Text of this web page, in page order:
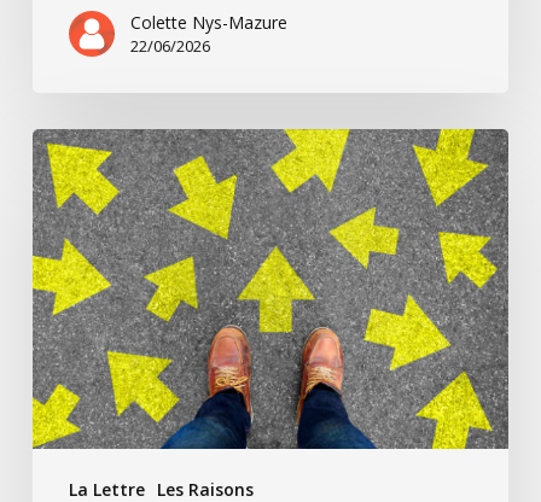
Colette Nys-Mazure
22/06/2026
La Lettre Les Raisons
Ça
commence
pour…
Simone
B.